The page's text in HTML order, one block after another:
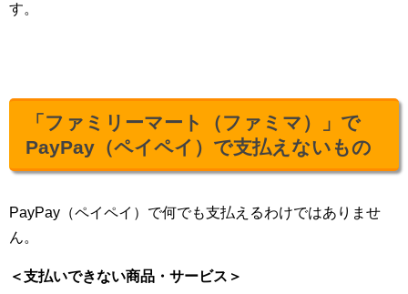
す。
「ファミリーマート（ファミマ）」で
PayPay（ペイペイ）で支払えないもの
PayPay（ペイペイ）で何でも支払えるわけではありませ
ん。
＜支払いできない商品・サービス＞